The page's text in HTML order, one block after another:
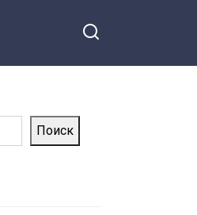
Поиск